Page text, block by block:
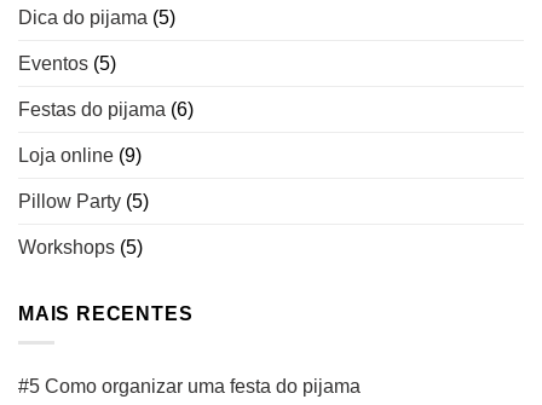
Dica do pijama (5)
Eventos (5)
Festas do pijama (6)
Loja online (9)
Pillow Party (5)
Workshops (5)
MAIS RECENTES
#5 Como organizar uma festa do pijama